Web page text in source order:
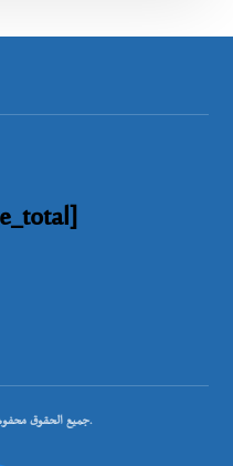
© جميع الحقوق محفوظة لجامعة خنشلة 2026.